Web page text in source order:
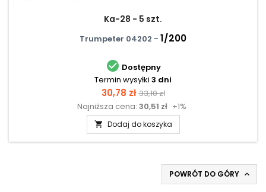
Ka-28 - 5 szt.
Trumpeter 04202 - 1/200
 Dostępny
Termin wysyłki 3 dni
Cena
30,78 zł Cena
podstawowa
33,10 zł
Najniższa cena: 30,51 zł +1%
 Dodaj do koszyka
POWRÓT DO GÓRY 